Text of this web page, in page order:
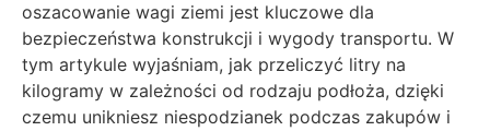
oszacowanie wagi ziemi jest kluczowe dla
bezpieczeństwa konstrukcji i wygody transportu. W
tym artykule wyjaśniam, jak przeliczyć litry na
kilogramy w zależności od rodzaju podłoża, dzięki
czemu unikniesz niespodzianek podczas zakupów i